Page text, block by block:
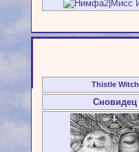
Thistle Witch
Сновидец